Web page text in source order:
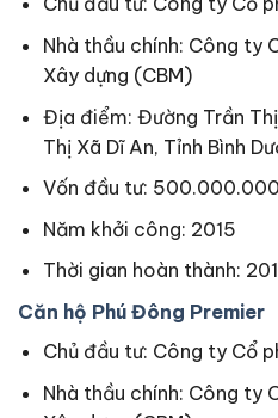
Nhà thầu chính: Công ty
Xây dựng (CBM)
Địa điểm: Đường Trần Thị
Thị Xã Dĩ An, Tỉnh Bình
Vốn đầu tư:
Năm khởi công: 2015
Thời gian hoàn thành:
Căn hộ Phú Đông Premier
Chủ đầu tư: Công ty Cổ
Nhà thầu chính: Công ty